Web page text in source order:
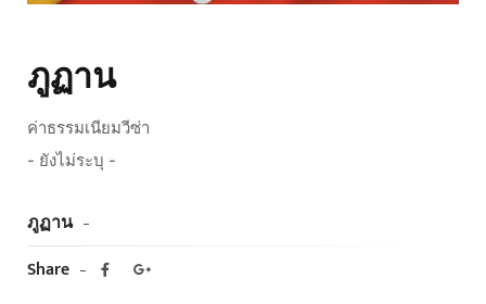
ภูฏาน
ค่าธรรมเนียมวีซ่า
- ยังไม่ระบุ -
ภูฏาน
Share